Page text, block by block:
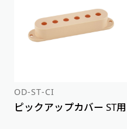
OD-ST-CI
ピックアップカバー ST用